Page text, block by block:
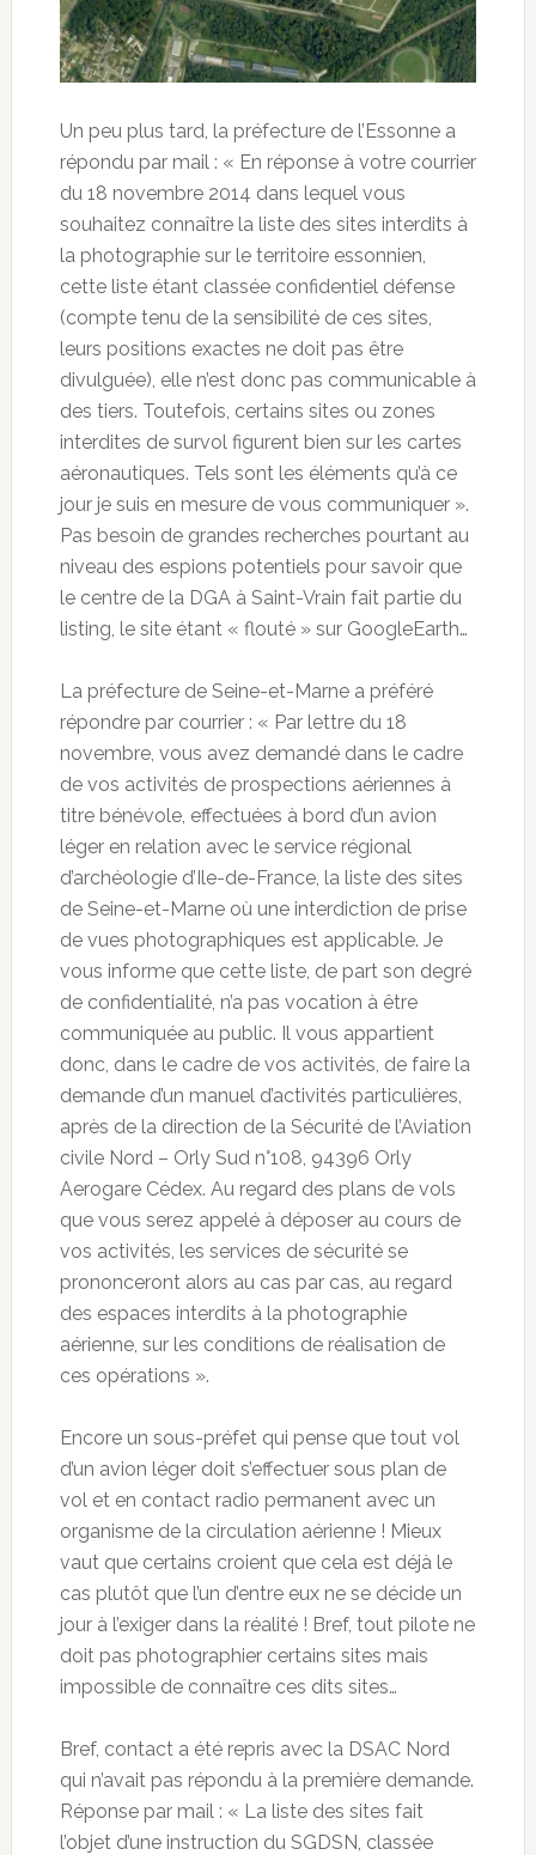
Un peu plus tard, la préfecture de l’Essonne a
répondu par mail : « En réponse à votre courrier
du 18 novembre 2014 dans lequel vous
souhaitez connaître la liste des sites interdits à
la photographie sur le territoire essonnien,
cette liste étant classée confidentiel défense
(compte tenu de la sensibilité de ces sites,
leurs positions exactes ne doit pas être
divulguée), elle n’est donc pas communicable à
des tiers. Toutefois, certains sites ou zones
interdites de survol figurent bien sur les cartes
aéronautiques. Tels sont les éléments qu’à ce
jour je suis en mesure de vous communiquer ».
Pas besoin de grandes recherches pourtant au
niveau des espions potentiels pour savoir que
le centre de la DGA à Saint-Vrain fait partie du
listing, le site étant « flouté » sur GoogleEarth…
La préfecture de Seine-et-Marne a préféré
répondre par courrier : « Par lettre du 18
novembre, vous avez demandé dans le cadre
de vos activités de prospections aériennes à
titre bénévole, effectuées à bord d’un avion
léger en relation avec le service régional
d’archéologie d’Ile-de-France, la liste des sites
de Seine-et-Marne où une interdiction de prise
de vues photographiques est applicable. Je
vous informe que cette liste, de part son degré
de confidentialité, n’a pas vocation à être
communiquée au public. Il vous appartient
donc, dans le cadre de vos activités, de faire la
demande d’un manuel d’activités particulières,
après de la direction de la Sécurité de l’Aviation
civile Nord – Orly Sud n°108, 94396 Orly
Aerogare Cédex. Au regard des plans de vols
que vous serez appelé à déposer au cours de
vos activités, les services de sécurité se
prononceront alors au cas par cas, au regard
des espaces interdits à la photographie
aérienne, sur les conditions de réalisation de
ces opérations ».
Encore un sous-préfet qui pense que tout vol
d’un avion léger doit s’effectuer sous plan de
vol et en contact radio permanent avec un
organisme de la circulation aérienne ! Mieux
vaut que certains croient que cela est déjà le
cas plutôt que l’un d’entre eux ne se décide un
jour à l’exiger dans la réalité ! Bref, tout pilote ne
doit pas photographier certains sites mais
impossible de connaître ces dits sites…
Bref, contact a été repris avec la DSAC Nord
qui n’avait pas répondu à la première demande.
Réponse par mail : « La liste des sites fait
l’objet d’une instruction du SGDSN, classée